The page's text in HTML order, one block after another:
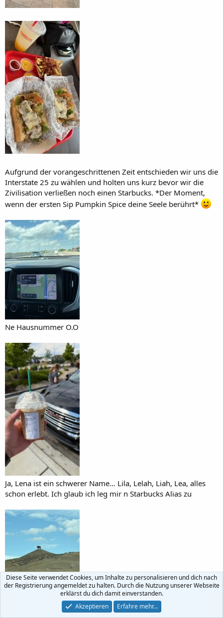
Aufgrund der vorangeschrittenen Zeit entschieden wir uns die
Interstate 25 zu wählen und holten uns kurz bevor wir die
Zivilisation verließen noch einen Starbucks. *Der Moment,
wenn der ersten Sip Pumpkin Spice deine Seele berührt*
Ne Hausnummer O.O
Ja, Lena ist ein schwerer Name… Lila, Lelah, Liah, Lea, alles
schon erlebt. Ich glaub ich leg mir n Starbucks Alias zu
Diese Seite verwendet Cookies, um Inhalte zu personalisieren und dich nach
der Registrierung angemeldet zu halten. Durch die Nutzung unserer Webseite
erklärst du dich damit einverstanden.
Akzeptieren
Erfahre mehr…